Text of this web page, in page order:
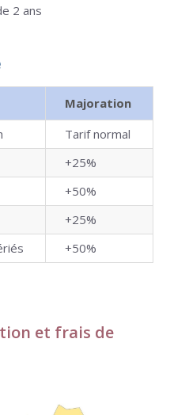
2 ans
Majoration
Tarif normal
+25%
+50%
+25%
+50%
et frais de